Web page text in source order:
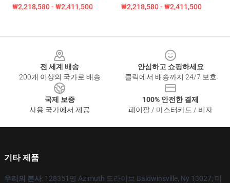
₩2,218,580 - ₩2,411,500 ₩2,218,580 - ₩2,411,500
전 세계 배송
200개 이상의 국가로 배송
안심하고 쇼핑하세요
클릭에서 배송까지 24/7 보호
국제 보증
사용 국가에서 제공
100% 안전한 결제
페이팔 / 마스터카드 / 비자
기타 제품
우리의 본사: 128351명 Azimuth 드라이브 Baldwinsville, Ny 13027, 미